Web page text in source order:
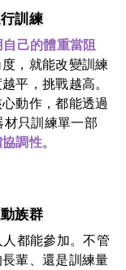
訓練
自己的體重當阻
，就能改變訓練
平，挑戰越高。
動作，都能透過
只訓練單一部
調性。
族群
都能參加。不管
輩、還是訓練量